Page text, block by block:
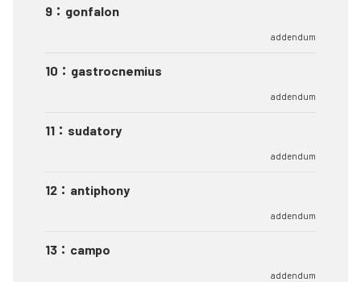
9 ： gonfalon
addendum
10 ： gastrocnemius
addendum
11 ： sudatory
addendum
12 ： antiphony
addendum
13 ： campo
addendum